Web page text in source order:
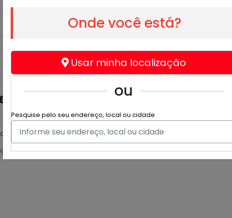
Onde você está?
Usar minha localização
ou
Pesquise pelo seu endereço, local ou cidade
Australianos Tupperware
e Perfumaria Importada